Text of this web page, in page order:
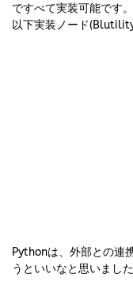
ですべて実装可能です。
以下実装ノード
Pythonは、外部との連
うといいなと思いました